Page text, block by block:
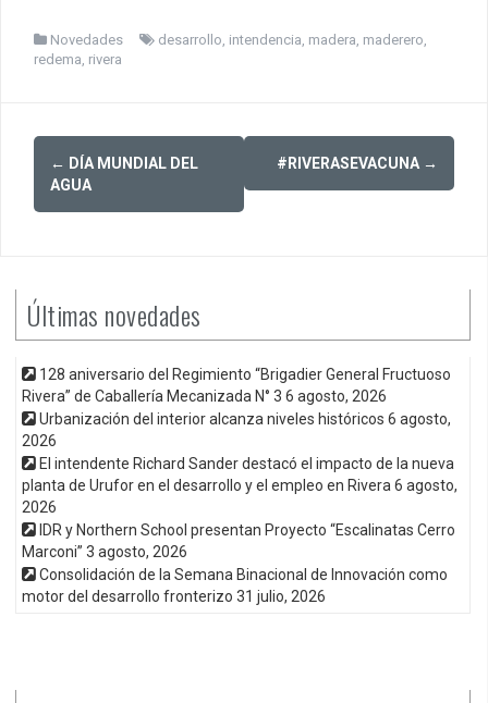
Novedades desarrollo, intendencia, madera, maderero,
redema, rivera
Post
navigation
← DÍA MUNDIAL DEL
AGUA
#RIVERASEVACUNA →
Últimas novedades
128 aniversario del Regimiento “Brigadier General Fructuoso
Rivera” de Caballería Mecanizada N° 3 6 agosto, 2026
Urbanización del interior alcanza niveles históricos 6 agosto,
2026
El intendente Richard Sander destacó el impacto de la nueva
planta de Urufor en el desarrollo y el empleo en Rivera 6 agosto,
2026
IDR y Northern School presentan Proyecto “Escalinatas Cerro
Marconi” 3 agosto, 2026
Consolidación de la Semana Binacional de Innovación como
motor del desarrollo fronterizo 31 julio, 2026